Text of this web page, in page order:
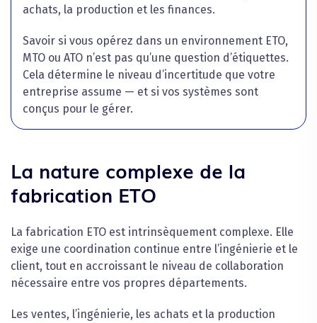
achats, la production et les finances.
Savoir si vous opérez dans un environnement ETO,
MTO ou ATO n’est pas qu’une question d’étiquettes.
Cela détermine le niveau d’incertitude que votre
entreprise assume — et si vos systèmes sont
conçus pour le gérer.
La nature complexe de la
fabrication ETO
La fabrication ETO est intrinsèquement complexe. Elle
exige une coordination continue entre l’ingénierie et le
client, tout en accroissant le niveau de collaboration
nécessaire entre vos propres départements.
Les ventes, l’ingénierie, les achats et la production